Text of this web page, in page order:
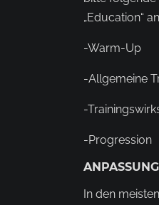
„Education“
-Warm-Up
-Allgemeine
-
-Progression
In den